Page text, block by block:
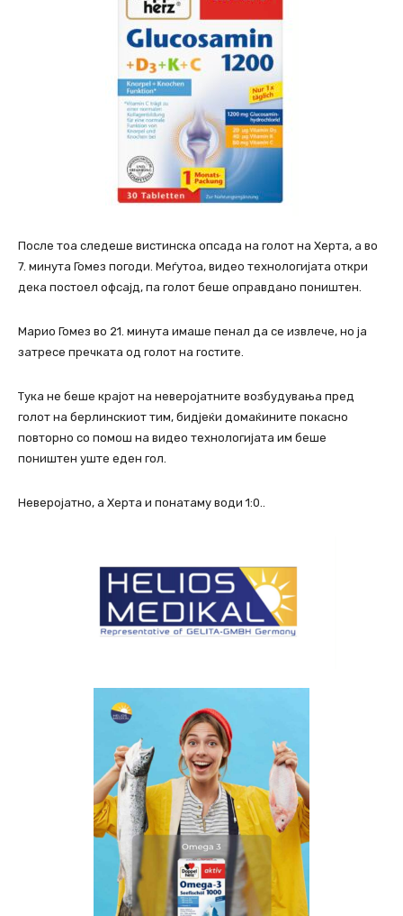
После тоа следеше вистинска опсада на голот на Херта, а во
7. минута Гомез погоди. Меѓутоа, видео технологијата откри
дека постоел офсајд, па голот беше оправдано поништен.
Марио Гомез во 21. минута имаше пенал да се извлече, но ја
затресе пречката од голот на гостите.
Тука не беше крајот на неверојатните возбудувања пред
голот на берлинскиот тим, бидјеќи домаќините покасно
повторно со помош на видео технологијата им беше
поништен уште еден гол.
Неверојатно, а Херта и понатаму води 1:0..